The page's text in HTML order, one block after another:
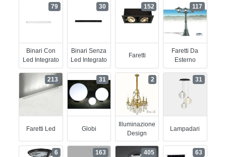
Binari Con
Led Integrato
79
Binari Senza
Led Integrato
30
Faretti
152
Faretti Da
Esterno
117
Faretti Led
213
Globi
31
Illuminazione
Design
2
Lampadari
31
6 163 405 63